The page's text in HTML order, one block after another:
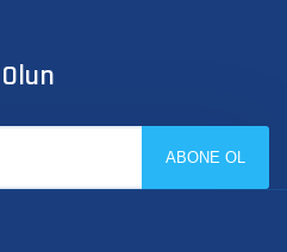
ABONE OL